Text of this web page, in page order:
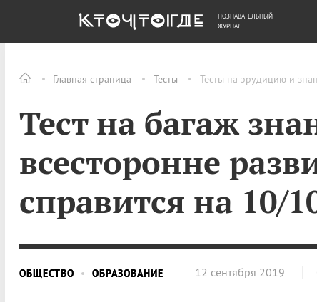
Главная страница Тесты Тесты на эрудицию и
Тест на багаж
всесторонне
справится на 10/
ОБЩЕСТВО ОБРАЗОВАНИЕ 12 сентября 2019
ОБЩЕСТВО ДЕНЬГИ
ПОЗНАВАТЕЛЬНЫЙ
ЖУРНАЛ